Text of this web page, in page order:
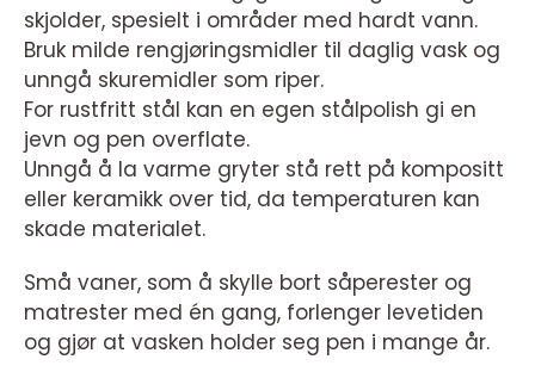
skjolder, spesielt i områder med hardt vann.
Bruk milde rengjøringsmidler til daglig vask og
unngå skuremidler som riper.
For rustfritt stål kan en egen stålpolish gi en
jevn og pen overflate.
Unngå å la varme gryter stå rett på kompositt
eller keramikk over tid, da temperaturen kan
skade materialet.
Små vaner, som å skylle bort såperester og
matrester med én gang, forlenger levetiden
og gjør at vasken holder seg pen i mange år.